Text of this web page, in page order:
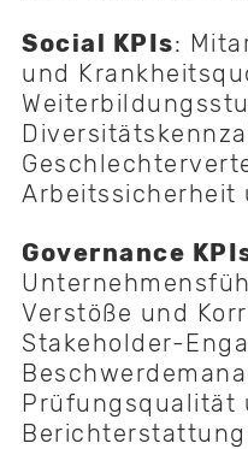
Social KPIs:
und
Arbeitssicherheit
Governance
Verstöße und
Stakeholder-
Prüfungsqualität